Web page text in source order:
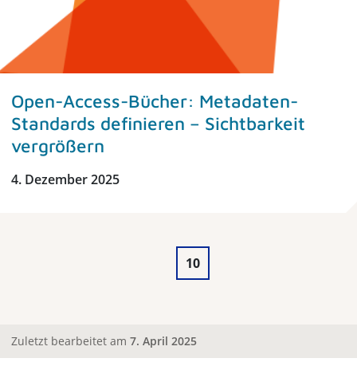
Open-Access-Bücher: Metadaten-
Standards definieren – Sichtbarkeit
vergrößern
4. Dezember 2025
10
Zuletzt bearbeitet am 7. April 2025